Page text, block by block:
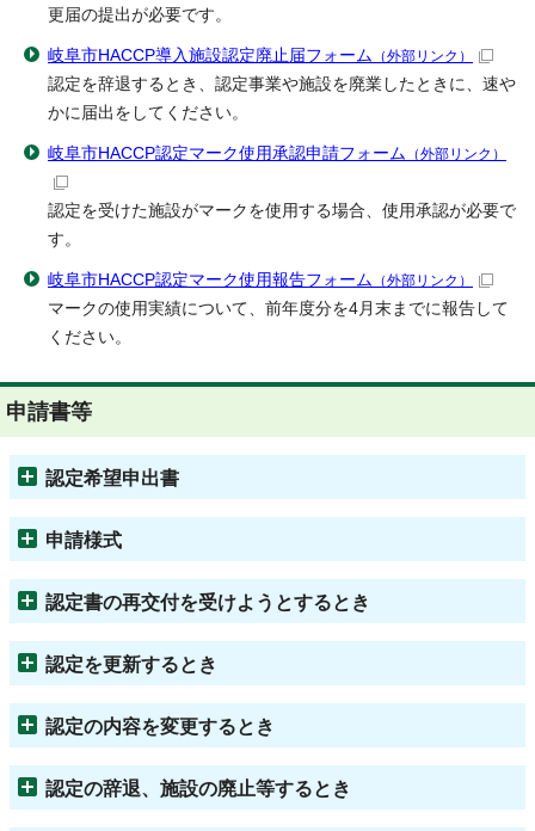
更届の提出が必要です。
岐阜市HACCP導入施設認定廃止届フォーム （外部リンク）
認定を辞退するとき、認定事業や施設を廃業したときに、速や
かに届出をしてください。
岐阜市HACCP認定マーク使用承認申請フォーム （外部リンク）
認定を受けた施設がマークを使用する場合、使用承認が必要で
す。
岐阜市HACCP認定マーク使用報告フォーム （外部リンク）
マークの使用実績について、前年度分を4月末までに報告して
ください。
申請書等
認定希望申出書
申請様式
認定書の再交付を受けようとするとき
認定を更新するとき
認定の内容を変更するとき
認定の辞退、施設の廃止等するとき